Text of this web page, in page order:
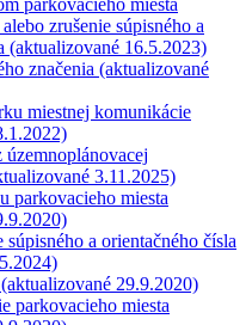
parkovacieho miesta
zrušenie súpisného a
(aktualizované 16.5.2023)
značenia (aktualizované
miestnej komunikácie
3.11.2025)
parkovacieho miesta
a orientačného čísla
29.9.2020)
parkovacieho miesta